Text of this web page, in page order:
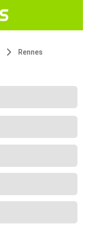
Rennes